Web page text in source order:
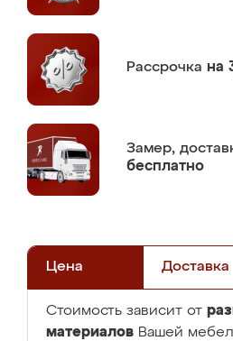
Рассрочка на
Замер,
бесплатно
Цена Доставка
Стоимость зависит от
материалов Вашей